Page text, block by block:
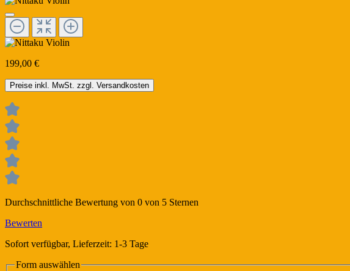
199,00 €
Preise inkl. MwSt. zzgl. Versandkosten
Durchschnittliche Bewertung von 0 von 5 Sternen
Bewerten
Sofort verfügbar, Lieferzeit: 1-3 Tage
Form auswählen